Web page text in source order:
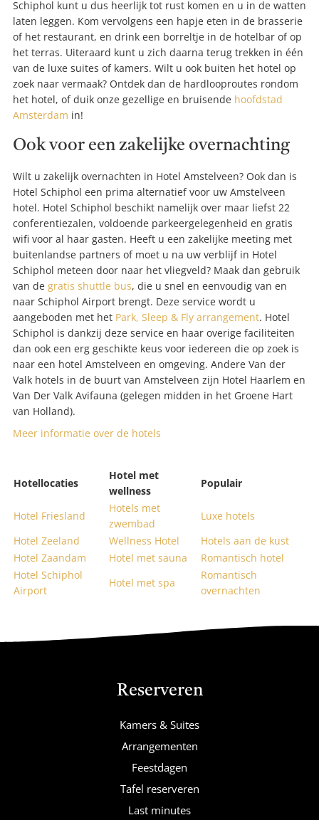
Schiphol kunt u dus heerlijk tot rust komen en u in de watten
laten leggen. Kom vervolgens een hapje eten in de brasserie
of het restaurant, en drink een borreltje in de hotelbar of op
het terras. Uiteraard kunt u zich daarna terug trekken in één
van de luxe suites of kamers. Wilt u ook buiten het hotel op
zoek naar vermaak? Ontdek dan de hardlooproutes rondom
het hotel, of duik onze gezellige en bruisende hoofdstad
Amsterdam in!
Ook voor een zakelijke overnachting
Wilt u zakelijk overnachten in Hotel Amstelveen? Ook dan is
Hotel Schiphol een prima alternatief voor uw Amstelveen
hotel. Hotel Schiphol beschikt namelijk over maar liefst 22
conferentiezalen, voldoende parkeergelegenheid en gratis
wifi voor al haar gasten. Heeft u een zakelijke meeting met
buitenlandse partners of moet u na uw verblijf in Hotel
Schiphol meteen door naar het vliegveld? Maak dan gebruik
van de gratis shuttle bus, die u snel en eenvoudig van en
naar Schiphol Airport brengt. Deze service wordt u
aangeboden met het Park, Sleep & Fly arrangement. Hotel
Schiphol is dankzij deze service en haar overige faciliteiten
dan ook een erg geschikte keus voor iedereen die op zoek is
naar een hotel Amstelveen en omgeving. Andere Van der
Valk hotels in de buurt van Amstelveen zijn Hotel Haarlem en
Van Der Valk Avifauna (gelegen midden in het Groene Hart
van Holland).
Meer informatie over de hotels
Hotellocaties
Hotel met
wellness
Populair
Hotel Friesland
Hotels met
zwembad
Luxe hotels
Hotel Zeeland
Wellness Hotel
Hotels aan de kust
Hotel Zaandam
Hotel met sauna
Romantisch hotel
Hotel Schiphol
Airport
Hotel met spa
Romantisch
overnachten
Reserveren
Kamers & Suites
Arrangementen
Feestdagen
Tafel reserveren
Last minutes